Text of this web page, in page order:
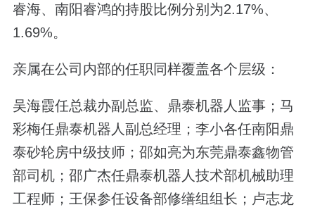
睿海、南阳睿鸿的持股比例分别为2.17%、
1.69%。
亲属在公司内部的任职同样覆盖各个层级：
吴海霞任总裁办副总监、鼎泰机器人监事；马
彩梅任鼎泰机器人副总经理；李小各任南阳鼎
泰砂轮房中级技师；邵如亮为东莞鼎泰鑫物管
部司机；邵广杰任鼎泰机器人技术部机械助理
工程师；王保参任设备部修缮组组长；卢志龙